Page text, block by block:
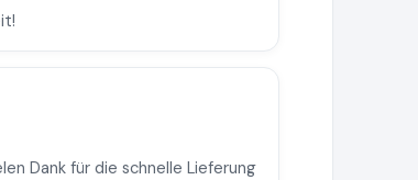
Dank für die schnelle Lieferung